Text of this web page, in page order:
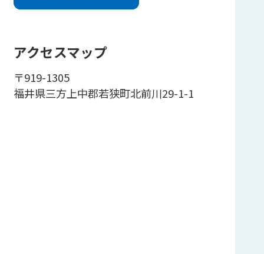
アクセスマップ
〒919-1305
福井県三方上中郡若狭町北前川29-1-1